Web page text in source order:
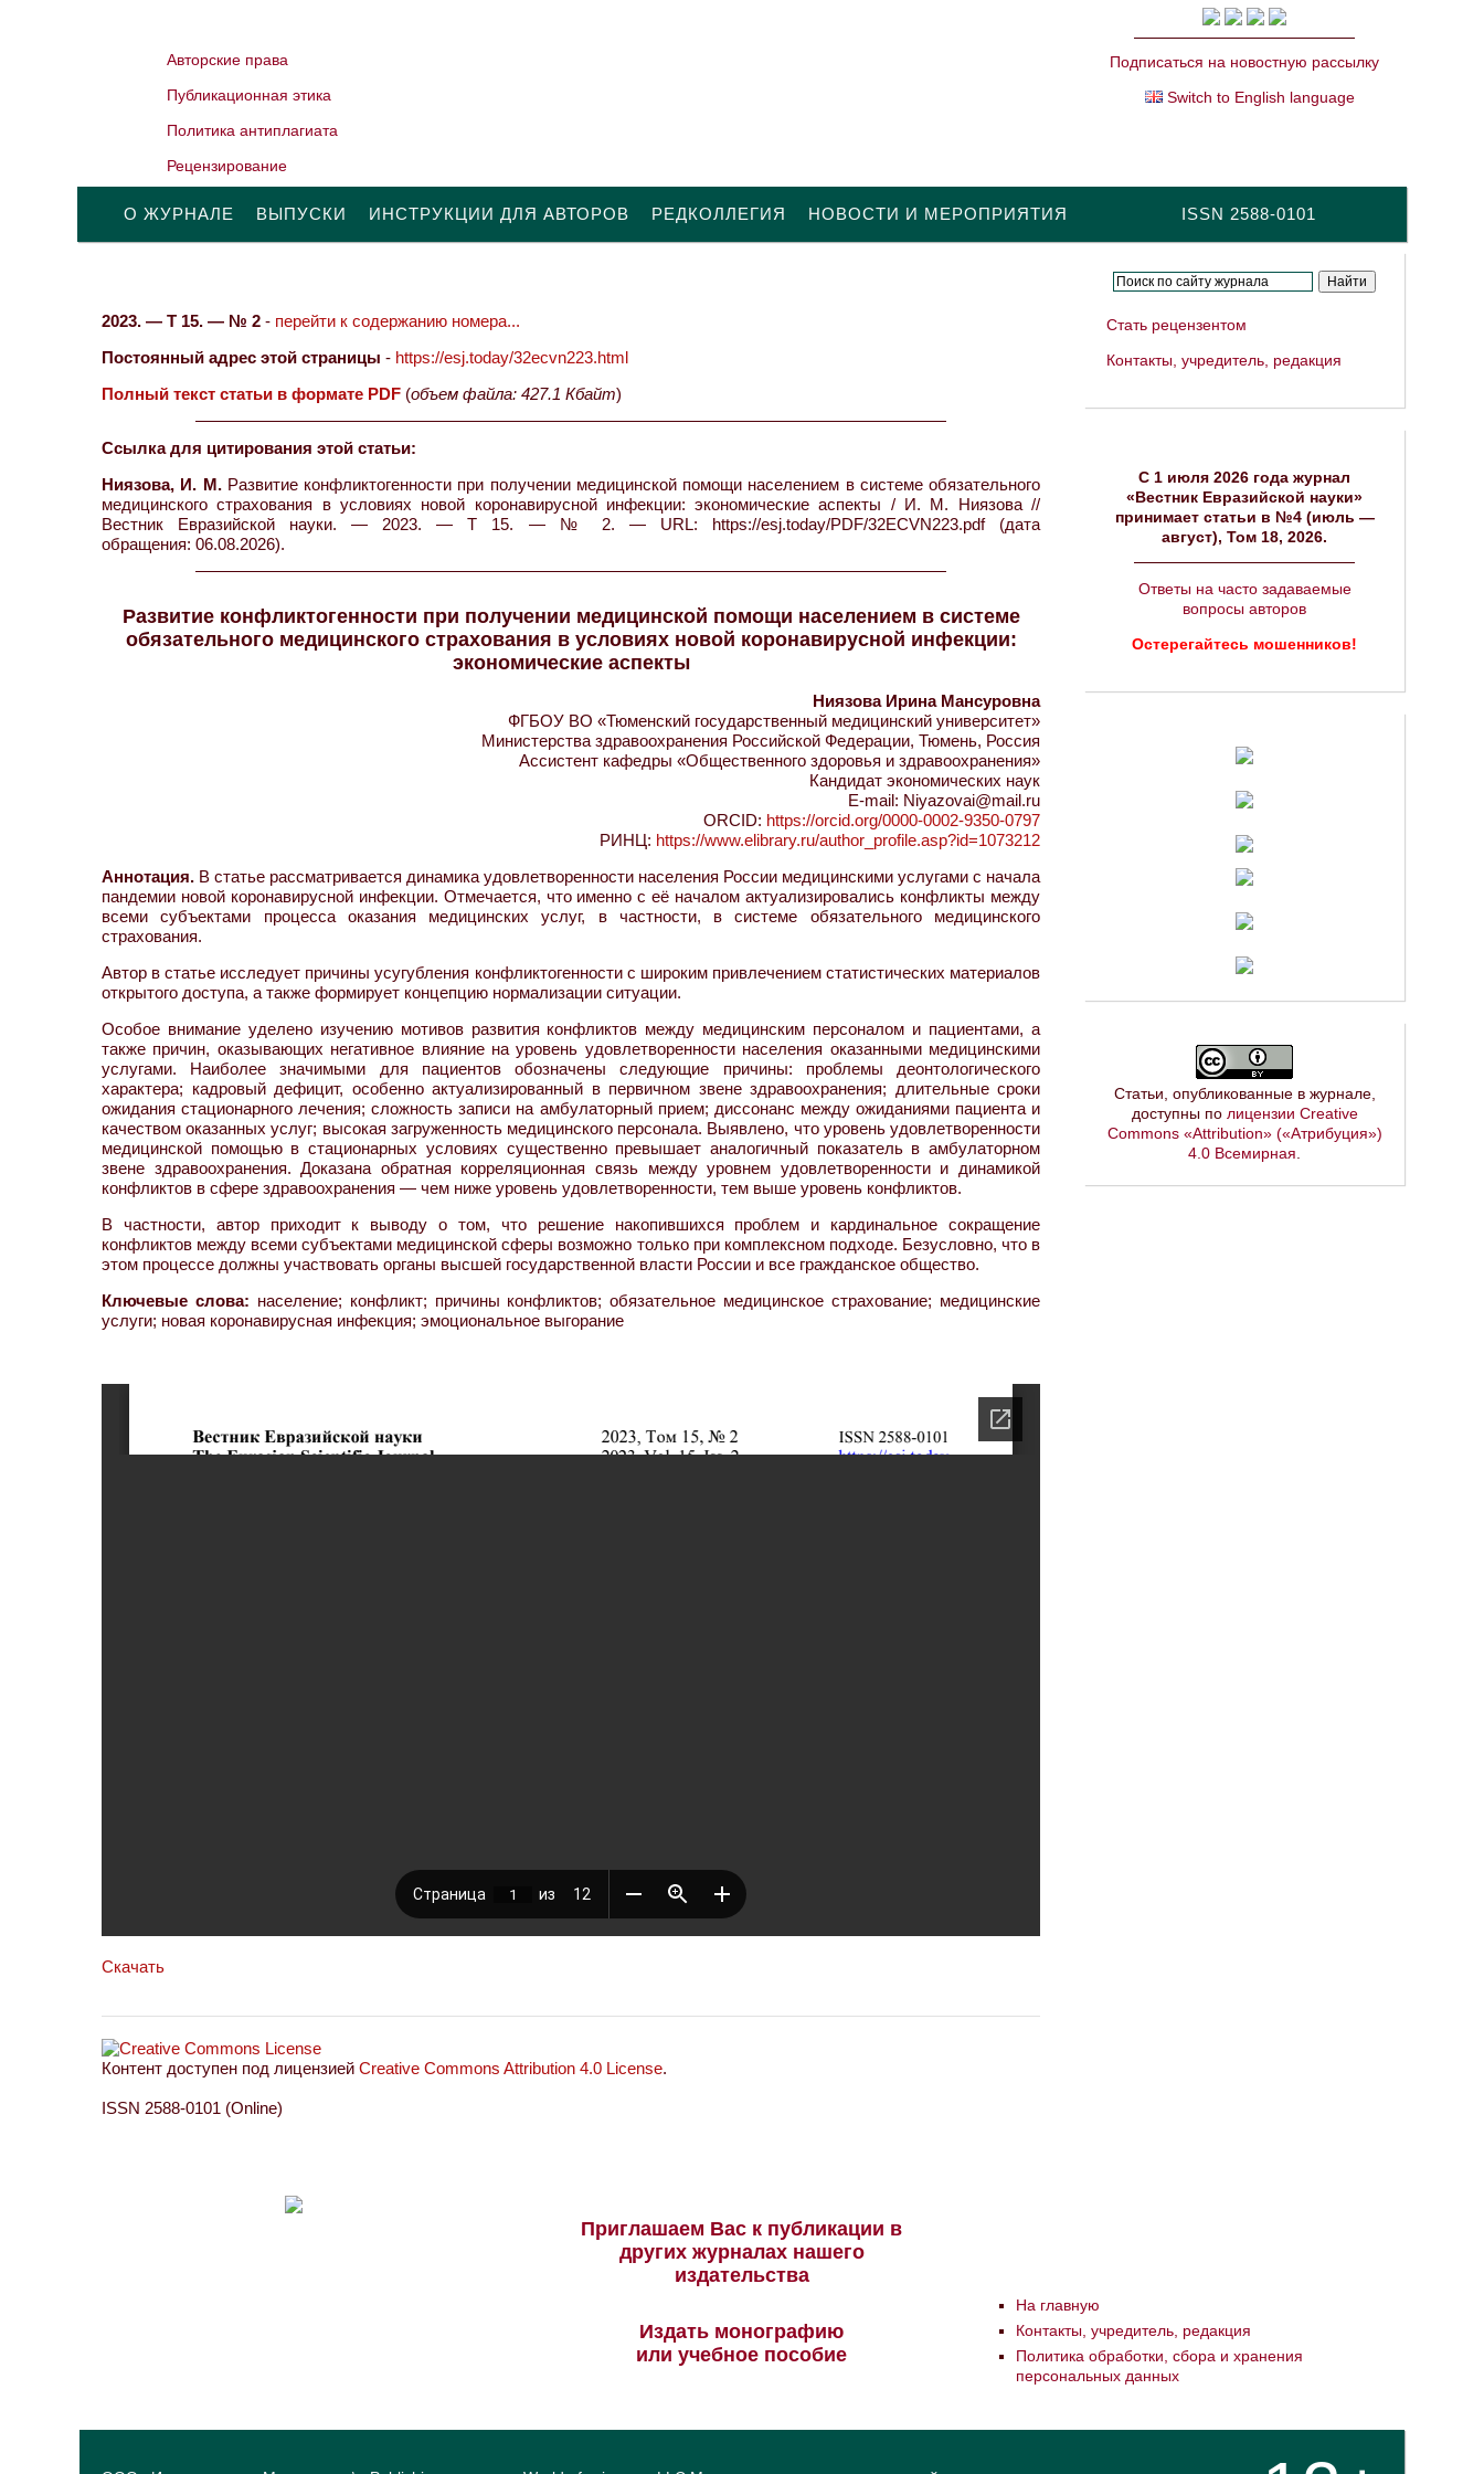
Авторские права
Публикационная этика
Политика антиплагиата
Рецензирование
Подписаться на новостную рассылку
Switch to English language
ISSN 2588-0101
О ЖУРНАЛЕ ВЫПУСКИ ИНСТРУКЦИИ ДЛЯ АВТОРОВ РЕДКОЛЛЕГИЯ НОВОСТИ И МЕРОПРИЯТИЯ
2023. — Т 15. — № 2 - перейти к содержанию номера...
Постоянный адрес этой страницы - https://esj.today/32ecvn223.html
Полный текст статьи в формате PDF (объем файла: 427.1 Кбайт)
Ссылка для цитирования этой статьи:
Ниязова, И. М.Развитие конфликтогенности при получении медицинской помощи населением в системе обязательного
медицинского страхования в условиях новой коронавирусной инфекции: экономические аспекты / И. М. Ниязова //
Вестник Евразийской науки. — 2023. — Т 15. — № 2. — URL: https://esj.today/PDF/32ECVN223.pdf (дата
обращения: 06.08.2026).
Развитие конфликтогенности при получении медицинской помощи населением в системе
обязательного медицинского страхования в условиях новой коронавирусной инфекции:
экономические аспекты
Ниязова Ирина Мансуровна
ФГБОУ ВО «Тюменский государственный медицинский университет»
Министерства здравоохранения Российской Федерации, Тюмень, Россия
Ассистент кафедры «Общественного здоровья и здравоохранения»
Кандидат экономических наук
E-mail: Niyazovai@mail.ru
ORCID: https://orcid.org/0000-0002-9350-0797
РИНЦ: https://www.elibrary.ru/author_profile.asp?id=1073212
Аннотация. В статье рассматривается динамика удовлетворенности населения России медицинскими услугами с начала
пандемии новой коронавирусной инфекции. Отмечается, что именно с её началом актуализировались конфликты между
всеми субъектами процесса оказания медицинских услуг, в частности, в системе обязательного медицинского
страхования.
Автор в статье исследует причины усугубления конфликтогенности с широким привлечением статистических материалов
открытого доступа, а также формирует концепцию нормализации ситуации.
Особое внимание уделено изучению мотивов развития конфликтов между медицинским персоналом и пациентами, а
также причин, оказывающих негативное влияние на уровень удовлетворенности населения оказанными медицинскими
услугами. Наиболее значимыми для пациентов обозначены следующие причины: проблемы деонтологического
характера; кадровый дефицит, особенно актуализированный в первичном звене здравоохранения; длительные сроки
ожидания стационарного лечения; сложность записи на амбулаторный прием; диссонанс между ожиданиями пациента и
качеством оказанных услуг; высокая загруженность медицинского персонала. Выявлено, что уровень удовлетворенности
медицинской помощью в стационарных условиях существенно превышает аналогичный показатель в амбулаторном
звене здравоохранения. Доказана обратная корреляционная связь между уровнем удовлетворенности и динамикой
конфликтов в сфере здравоохранения — чем ниже уровень удовлетворенности, тем выше уровень конфликтов.
В частности, автор приходит к выводу о том, что решение накопившихся проблем и кардинальное сокращение
конфликтов между всеми субъектами медицинской сферы возможно только при комплексном подходе. Безусловно, что в
этом процессе должны участвовать органы высшей государственной власти России и все гражданское общество.
Ключевые слова: население; конфликт; причины конфликтов; обязательное медицинское страхование; медицинские
услуги; новая коронавирусная инфекция; эмоциональное выгорание
Скачать
Контент доступен под лицензией Creative Commons Attribution 4.0 License.
ISSN 2588-0101 (Online)
Стать рецензентом
Контакты, учредитель, редакция
C 1 июля 2026 года журнал
«Вестник Евразийской науки»
принимает статьи в №4 (июль —
август), Том 18, 2026.
Ответы на часто задаваемые
вопросы авторов
Остерегайтесь мошенников!
Статьи, опубликованные в журнале,
доступны по лицензии Creative
Commons «Attribution» («Атрибуция»)
4.0 Всемирная
Приглашаем Вас к публикации в
других журналах нашего
издательства
Издать монографию
или учебное пособие
На главную
Контакты, учредитель, редакция
Политика обработки, сбора и хранения
персональных данных